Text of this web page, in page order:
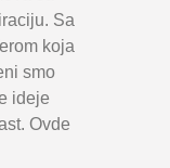
Sa
koja
smo
ideje
Ovde